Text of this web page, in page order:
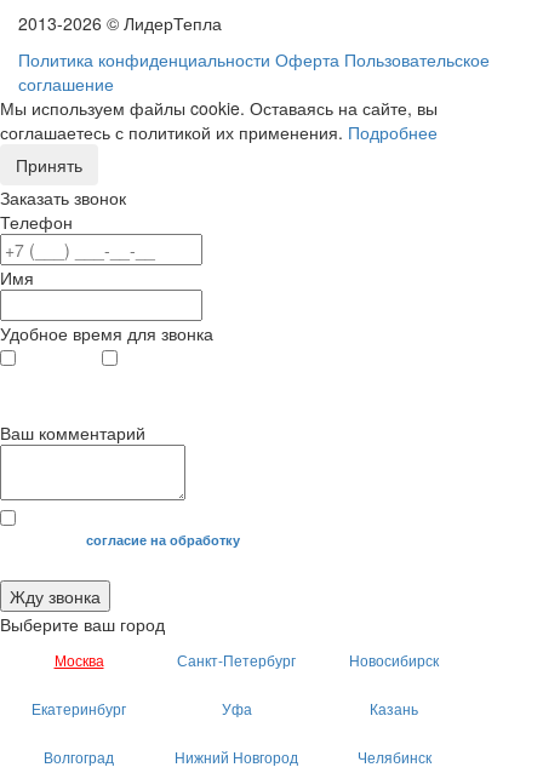
2013-2026 © ЛидерТепла
Политика конфиденциальности Оферта Пользовательское
соглашение
Мы используем файлы cookie. Оставаясь на сайте, вы
соглашаетесь с политикой их применения. Подробнее
Принять
Заказать звонок
Телефон
Имя
Удобное время для звонка
Ваш комментарий
Я даю своесогласие на обработку
Жду звонка
Выберите ваш город
Москва Санкт-Петербург Новосибирск
Екатеринбург Уфа Казань
Волгоград Нижний Новгород Челябинск